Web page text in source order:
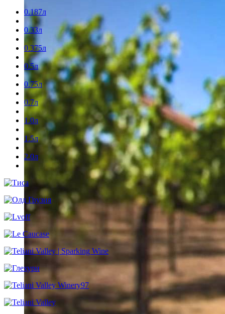
0.187л
0.33л
0.375л
0.5л
0.75л
0.7л
1.0л
1.5л
2.0л